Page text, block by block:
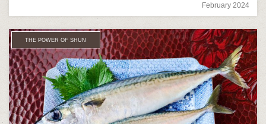
February 2024
THE POWER OF SHUN